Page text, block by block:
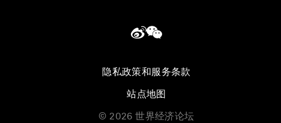
隐私政策和服务条款
站点地图
© 2026 世界经济论坛